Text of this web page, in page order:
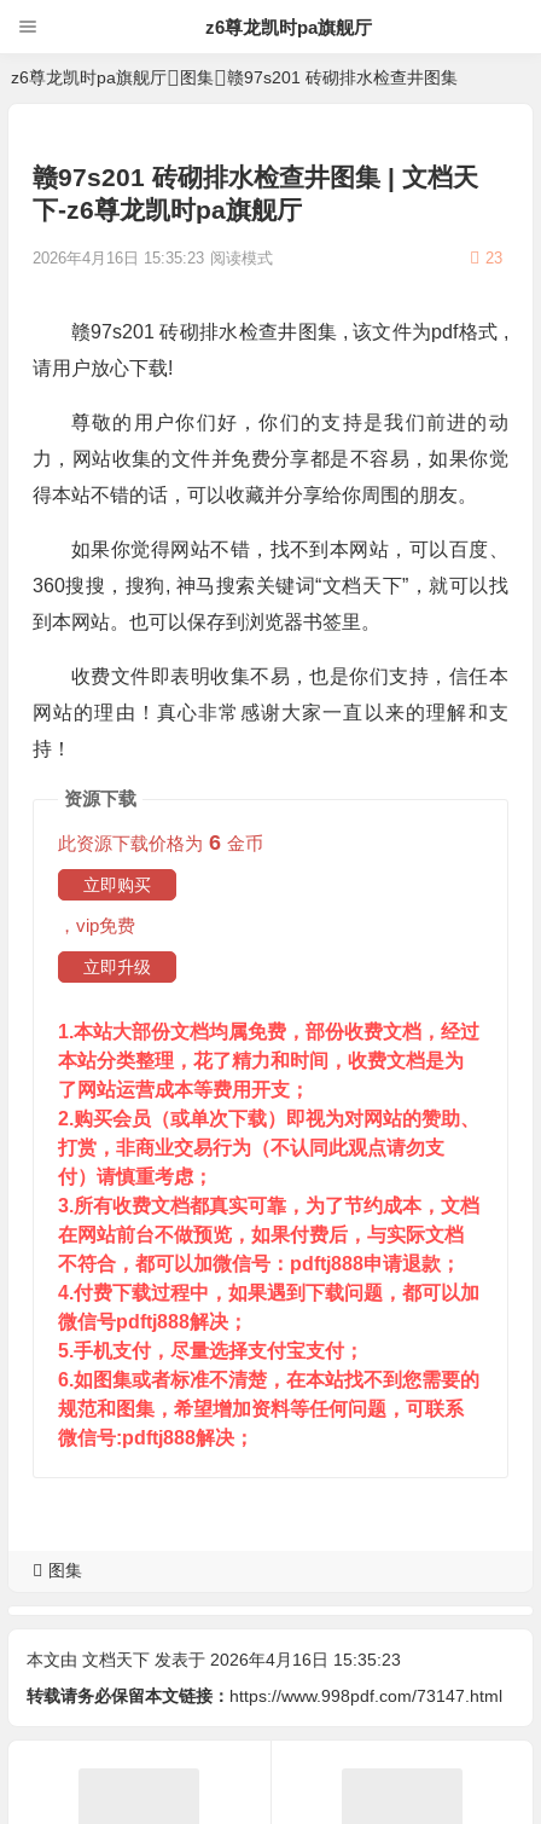
z6尊龙凯时pa旗舰厅
z6尊龙凯时pa旗舰厅 图集 赣97s201 砖砌排水检查井图集
赣97s201 砖砌排水检查井图集 | 文档天
下-z6尊龙凯时pa旗舰厅
2026年4月16日 15:35:23 23
阅读模式
赣97s201 砖砌排水检查井图集 , 该文件为pdf格式 ,
请用户放心下载!
尊敬的用户你们好，你们的支持是我们前进的动
力，网站收集的文件并免费分享都是不容易，如果你觉
得本站不错的话，可以收藏并分享给你周围的朋友。
如果你觉得网站不错，找不到本网站，可以百度、
360搜搜，搜狗, 神马搜索关键词“文档天下”，就可以找
到本网站。也可以保存到浏览器书签里。
收费文件即表明收集不易，也是你们支持，信任本
网站的理由！真心非常感谢大家一直以来的理解和支
持！
资源下载
此资源下载价格为 6 金币
立即购买
，vip免费
立即升级
1.本站大部份文档均属免费，部份收费文档，经过
本站分类整理，花了精力和时间，收费文档是为
了网站运营成本等费用开支；
2.购买会员（或单次下载）即视为对网站的赞助、
打赏，非商业交易行为（不认同此观点请勿支
付）请慎重考虑；
3.所有收费文档都真实可靠，为了节约成本，文档
在网站前台不做预览，如果付费后，与实际文档
不符合，都可以加微信号：pdftj888申请退款；
4.付费下载过程中，如果遇到下载问题，都可以加
微信号pdftj888解决；
5.手机支付，尽量选择支付宝支付；
6.如图集或者标准不清楚，在本站找不到您需要的
规范和图集，希望增加资料等任何问题，可联系
微信号:pdftj888解决；
图集
本文由 文档天下发表于 2026年4月16日 15:35:23
转载请务必保留本文链接： https://www.998pdf.com/73147.html